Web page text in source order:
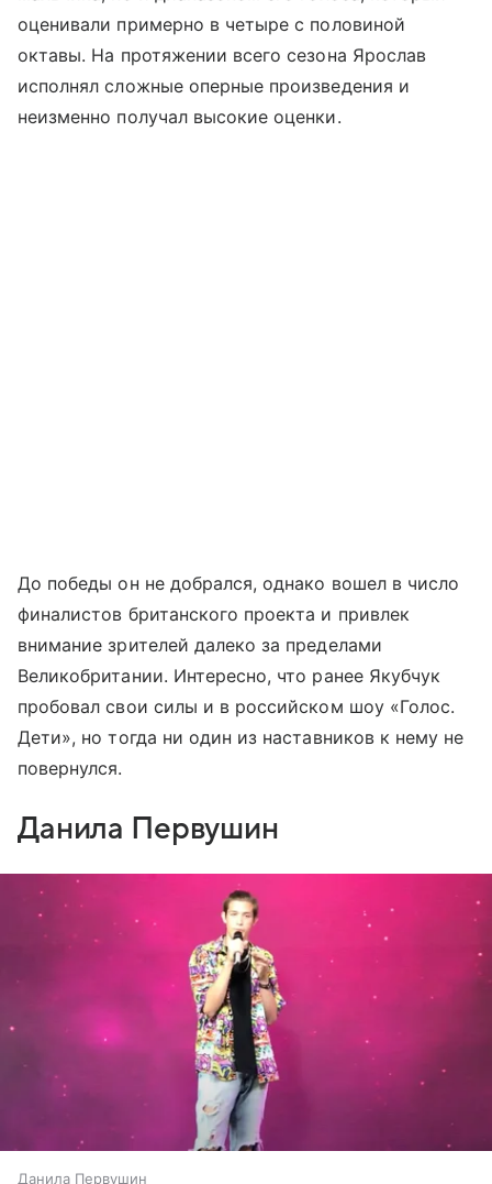
оценивали примерно в четыре с половиной
октавы. На протяжении всего сезона Ярослав
исполнял сложные оперные произведения и
неизменно получал высокие оценки.
До победы он не добрался, однако вошел в число
финалистов британского проекта и привлек
внимание зрителей далеко за пределами
Великобритании. Интересно, что ранее Якубчук
пробовал свои силы и в российском шоу «Голос.
Дети», но тогда ни один из наставников к нему не
повернулся.
Данила Первушин
Данила Первушин